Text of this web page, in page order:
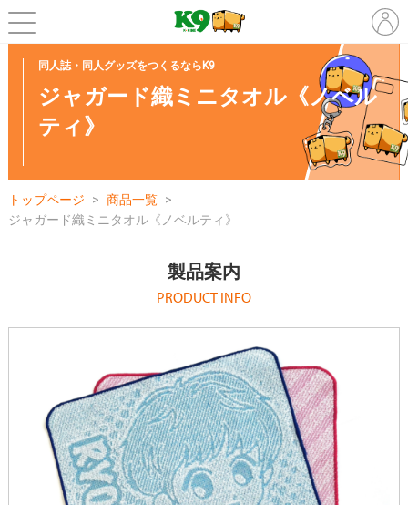
同人誌・同人グッズをつくるならK9
ジャガード織ミニタオル《ノベル
ティ》
トップページ
商品一覧
ジャガード織ミニタオル《ノベルティ》
製品案内
PRODUCT INFO